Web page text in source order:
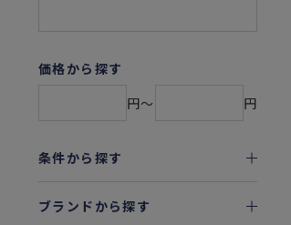
価格から探す
円〜
円
条件から探す
ブランドから探す